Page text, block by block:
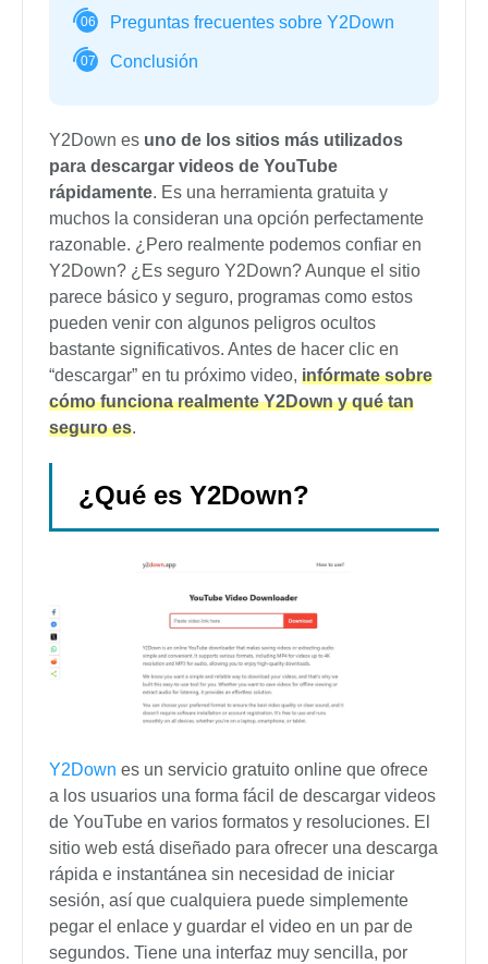
06 Preguntas frecuentes sobre Y2Down
07 Conclusión
Y2Down es uno de los sitios más utilizados
para descargar videos de YouTube
rápidamente. Es una herramienta gratuita y
muchos la consideran una opción perfectamente
razonable. ¿Pero realmente podemos confiar en
Y2Down? ¿Es seguro Y2Down? Aunque el sitio
parece básico y seguro, programas como estos
pueden venir con algunos peligros ocultos
bastante significativos. Antes de hacer clic en
“descargar” en tu próximo video, infórmate sobre
cómo funciona realmente Y2Down y qué tan
seguro es.
¿Qué es Y2Down?
Y2Down es un servicio gratuito online que ofrece
a los usuarios una forma fácil de descargar videos
de YouTube en varios formatos y resoluciones. El
sitio web está diseñado para ofrecer una descarga
rápida e instantánea sin necesidad de iniciar
sesión, así que cualquiera puede simplemente
pegar el enlace y guardar el video en un par de
segundos. Tiene una interfaz muy sencilla, por